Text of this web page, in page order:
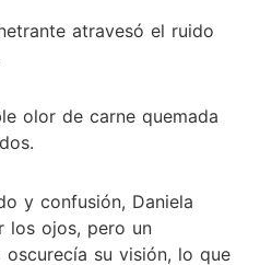
atravesó el ruido
olor de carne quemada
y confusión, Daniela
los ojos, pero un
su visión, lo que